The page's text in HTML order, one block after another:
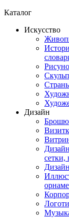
Каталог
Искусство
Дизайн
сетки,